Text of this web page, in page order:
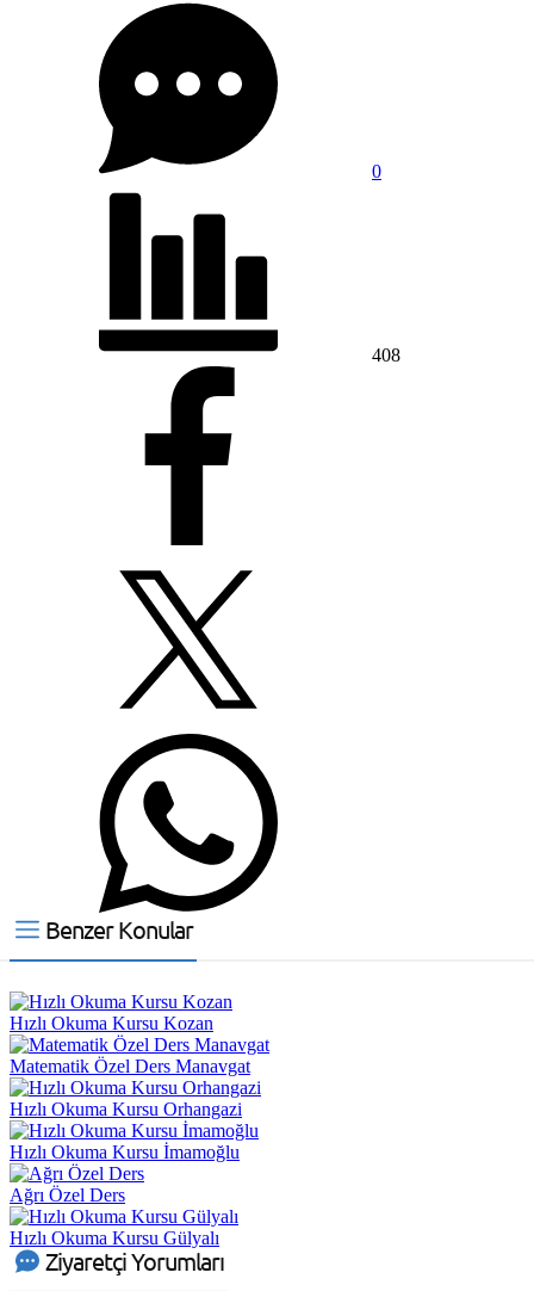
0
408
Benzer Konular
Hızlı Okuma Kursu Kozan
Matematik Özel Ders Manavgat
Hızlı Okuma Kursu Orhangazi
Hızlı Okuma Kursu İmamoğlu
Ağrı Özel Ders
Hızlı Okuma Kursu Gülyalı
Ziyaretçi Yorumları